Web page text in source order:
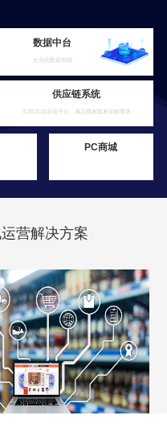
数据中台
企业的数据智能
供应链系统
S2B2C供应链平台，满足商家批发采购需求
PC商城
营解决方案